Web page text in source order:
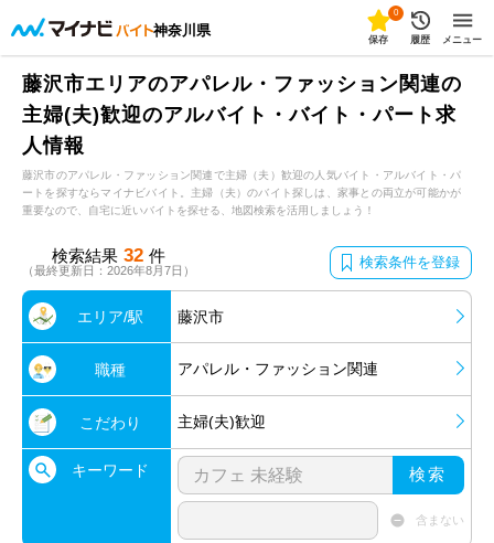
神奈川県
0
保存 履歴 メニュー
藤沢市エリアのアパレル・ファッション関連の
主婦(夫)歓迎のアルバイト・バイト・パート求
人情報
藤沢市のアパレル・ファッション関連で主婦（夫）歓迎の人気バイト・アルバイト・パ
ートを探すならマイナビバイト。主婦（夫）のバイト探しは、家事との両立が可能かが
重要なので、自宅に近いバイトを探せる、地図検索を活用しましょう！
検索結果 32 件
（最終更新日：2026年8月7日） 検索条件を登録
エリア/駅 藤沢市
職種 アパレル・ファッション関連
こだわり 主婦(夫)歓迎
キーワード 検索
含まない